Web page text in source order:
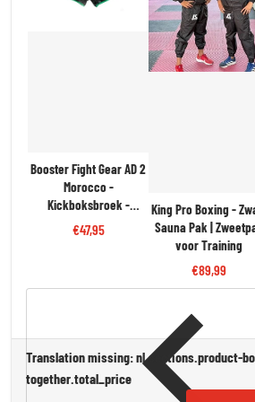
Booster Fight Gear AD 2
Morocco -
Kickboksbroek -
Zwart/Groen/Rood |
Trots & Flexibiliteit
€47,95
King Pro Boxing -
Sauna Pak |
voor Training
€89,99
Translation missing: nl.sections.product-
together.total_price